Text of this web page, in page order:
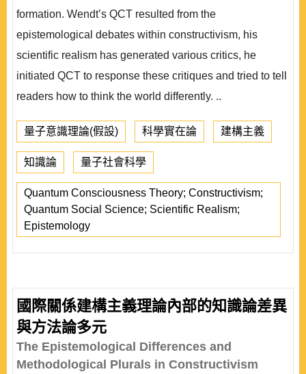
formation. Wendt’s QCT resulted from the
epistemological debates within constructivism, his
scientific realism has generated various critics, he
initiated QCT to response these critiques and tried to tell
readers how to think the world differently. ..
量子意識理論(假設) 科學實在論 建構主義
知識論 量子社會科學
Quantum Consciousness Theory; Constructivism;
Quantum Social Science; Scientific Realism;
Epistemology
國際關係建構主義理論內部的知識論差異
與方法論多元
The Epistemological Differences and
Methodological Plurals in Constructivism